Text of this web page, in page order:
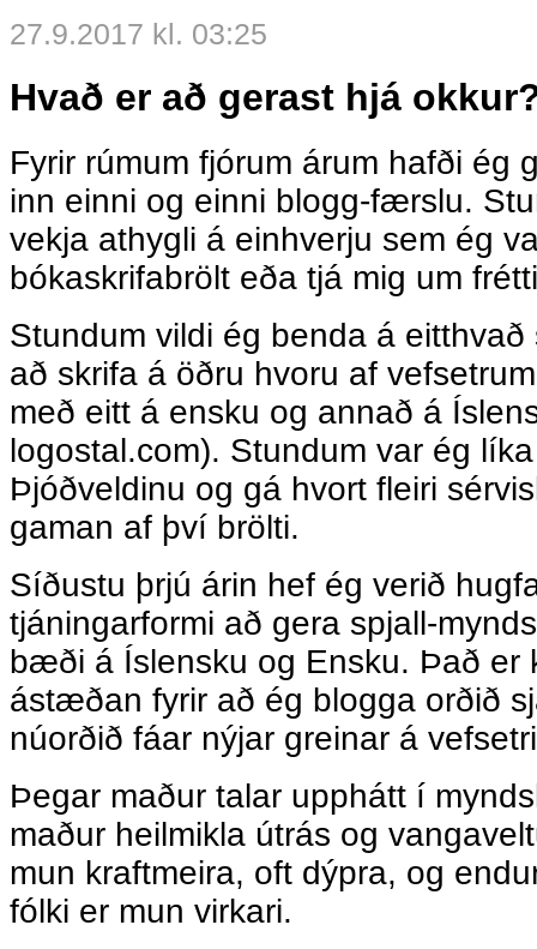
27.9.2017 kl. 03:25
Hvað er að gerast hjá
Fyrir rúmum fjórum árum hafði ég
inn einni og einni blogg-færslu.
vekja athygli á einhverju sem ég
bókaskrifabrölt eða tjá mig um
Stundum vildi ég benda á
að skrifa á öðru hvoru af
með eitt á ensku og annað á
logostal.com). Stundum var ég
Þjóðveldinu og gá hvort fleiri
gaman af því brölti.
Síðustu þrjú árin hef ég verið
tjáningarformi að gera spjall-
bæði á Íslensku og Ensku. Það er
ástæðan fyrir að ég blogga orðið
núorðið fáar nýjar greinar á
Þegar maður talar upphátt í
maður heilmikla útrás og
mun kraftmeira, oft dýpra, og
fólki er mun virkari.